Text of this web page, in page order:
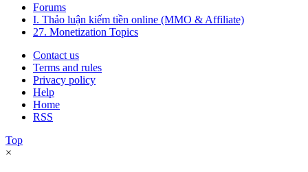
Forums
I. Thảo luận kiếm tiền online (MMO & Affiliate)
27. Monetization Topics
Contact us
Terms and rules
Privacy policy
Help
Home
RSS
Top
×